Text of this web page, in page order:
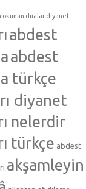
okunan dualar diyanet
abdest
abdest
türkçe
diyanet
nelerdir
türkçe abdest
akşamleyin